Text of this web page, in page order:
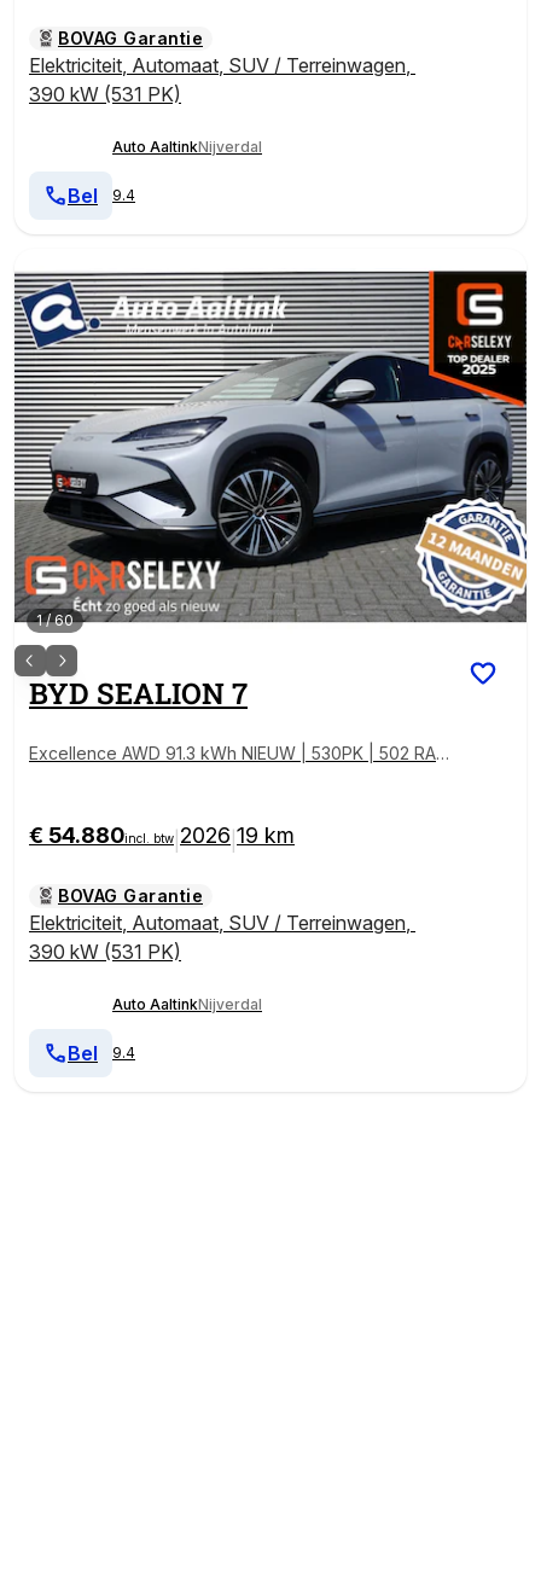
BOVAG Garantie
Elektriciteit, Automaat, SUV / Terreinwagen,
390 kW (531 PK)
Auto AaltinkNijverdal
9.4
Bel
1/60
BYD SEALION 7
Excellence AWD 91.3 kWh NIEUW | 530PK | 502 RAN
€ 54.880incl. btw 2026 19 km
BOVAG Garantie
Elektriciteit, Automaat, SUV / Terreinwagen,
390 kW (531 PK)
Auto AaltinkNijverdal
9.4
Bel